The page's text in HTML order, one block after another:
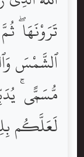
تَرَوْنَهَا
ٱلشَّمْسَ
مُّسَمًّۭى
لَعَلَّكُم